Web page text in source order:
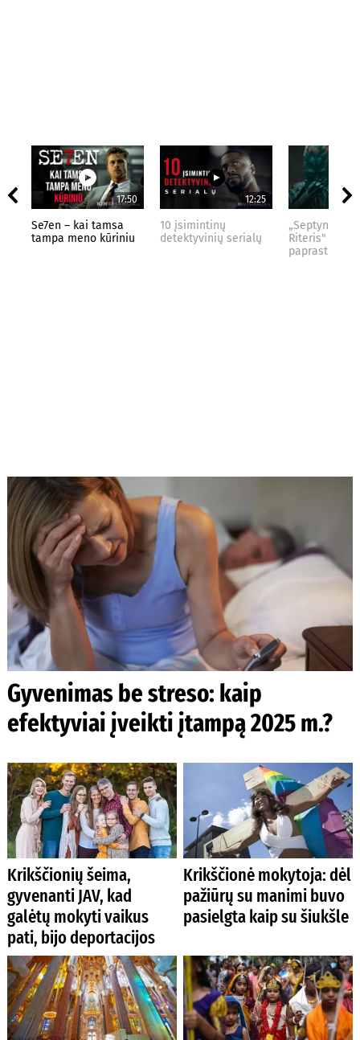
17:50
Se7en – kai tamsa
tampa meno kūriniu
12:25
10 įsimintinų
detektyvinių serialų
„Septynių
Riteris" – kai
paprastumas
Gyvenimas be streso: kaip
efektyviai įveikti įtampą 2025 m.?
Krikščionių šeima,
gyvenanti JAV, kad
galėtų mokyti vaikus
pati, bijo deportacijos
Krikščionė mokytoja: dėl
pažiūrų su manimi buvo
pasielgta kaip su šiukšle